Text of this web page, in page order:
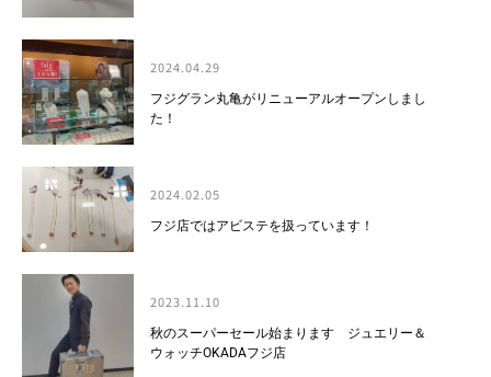
2024.04.29
フジグラン丸亀がリニューアルオープンしまし
た！
2024.02.05
フジ店ではアビステを扱っています！
2023.11.10
秋のスーパーセール始まります ジュエリー＆
ウォッチOKADAフジ店